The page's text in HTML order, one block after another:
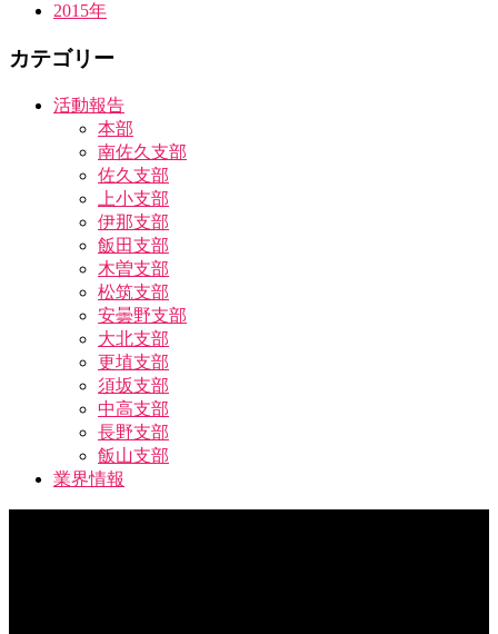
2015年
カテゴリー
活動報告
本部
南佐久支部
佐久支部
上小支部
伊那支部
飯田支部
木曽支部
松筑支部
安曇野支部
大北支部
更埴支部
須坂支部
中高支部
長野支部
飯山支部
業界情報